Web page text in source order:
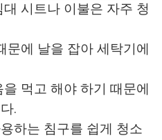
시트나 이불은 자주 청
문에 날을 잡아 세탁기에
먹고 해야 하기 때문에
.
하는 침구를 쉽게 청소